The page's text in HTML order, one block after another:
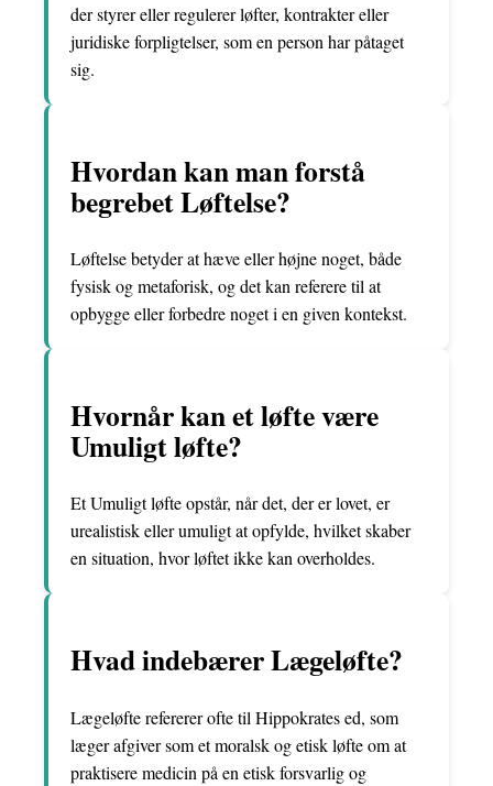
der styrer eller regulerer løfter, kontrakter eller
juridiske forpligtelser, som en person har påtaget
sig.
Hvordan kan man forstå
begrebet Løftelse?
Løftelse betyder at hæve eller højne noget, både
fysisk og metaforisk, og det kan referere til at
opbygge eller forbedre noget i en given kontekst.
Hvornår kan et løfte være
Umuligt løfte?
Et Umuligt løfte opstår, når det, der er lovet, er
urealistisk eller umuligt at opfylde, hvilket skaber
en situation, hvor løftet ikke kan overholdes.
Hvad indebærer Lægeløfte?
Lægeløfte refererer ofte til Hippokrates ed, som
læger afgiver som et moralsk og etisk løfte om at
praktisere medicin på en etisk forsvarlig og